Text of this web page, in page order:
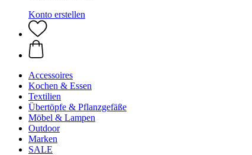
Konto erstellen
Accessoires
Kochen & Essen
Textilien
Übertöpfe & Pflanzgefäße
Möbel & Lampen
Outdoor
Marken
SALE